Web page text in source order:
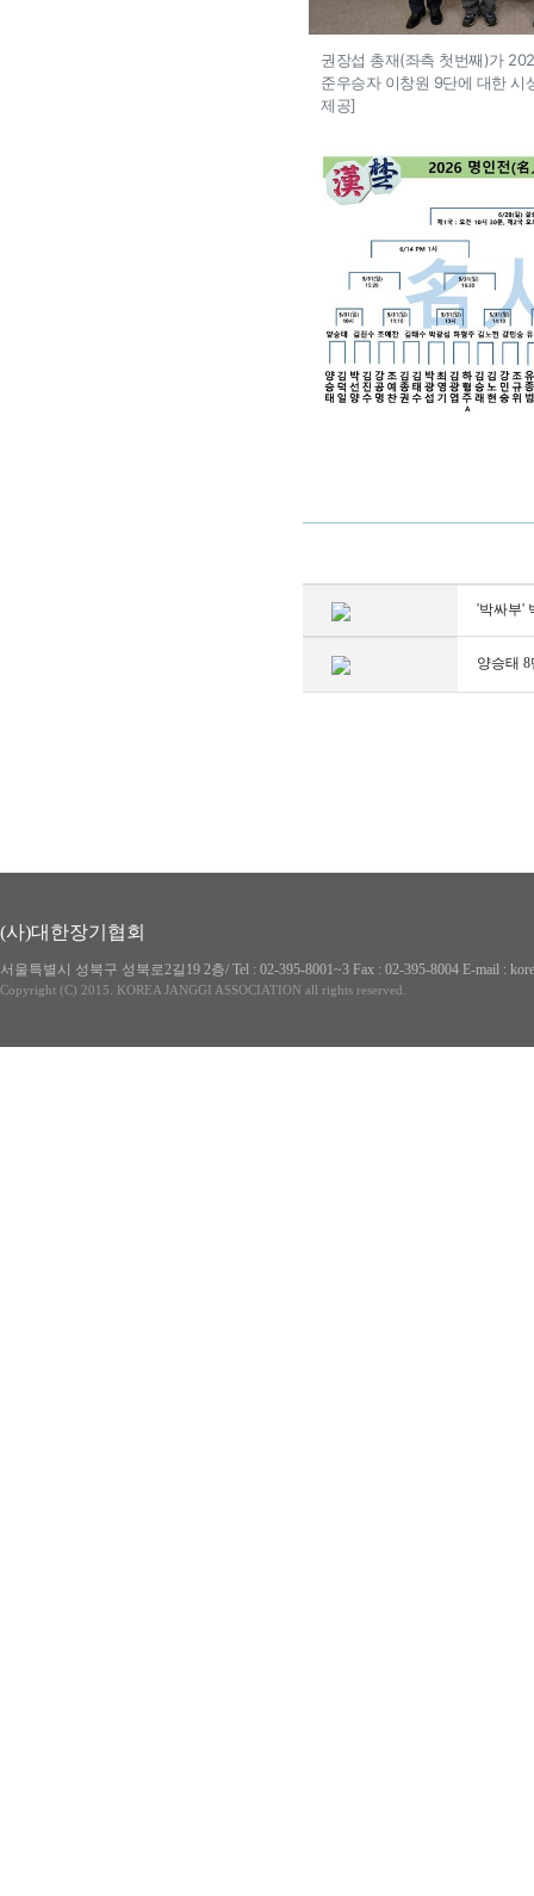
권장섭 총재(좌측 첫번째)가
준우승자 이창원 9단에 대한 시
제공]
'박싸부'
양승태
(사)대한장기협회
서울특별시 성북구 성북로2길19 2층/ Tel : 02-395-8001~3 Fax : 02-395-8004 E-mail :
Copyright (C) 2015. KOREA JANGGI ASSOCIATION all rights reserved.